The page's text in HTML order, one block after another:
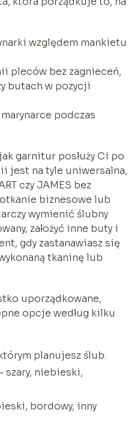
względem mankietu
pleców bez zagnieceń,
butach w pozycji
podczas
garnitur posłuży Ci po
jest na tyle uniwersalna,
czy JAMES bez
biznesowe lub
wymienić ślubny
założyć inne buty i
gdy zastanawiasz się
tkaninę lub
uporządkowane,
opcje według kilku
planujesz ślub.
szary, niebieski,
bordowy, inny